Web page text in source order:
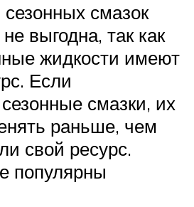
смазок
выгодна, так как
жидкости имеют
Если
смазки, их
раньше, чем
свой ресурс.
популярны